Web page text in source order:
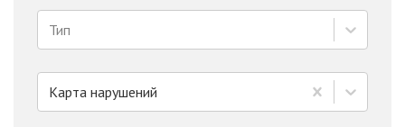
Тип
Карта нарушений